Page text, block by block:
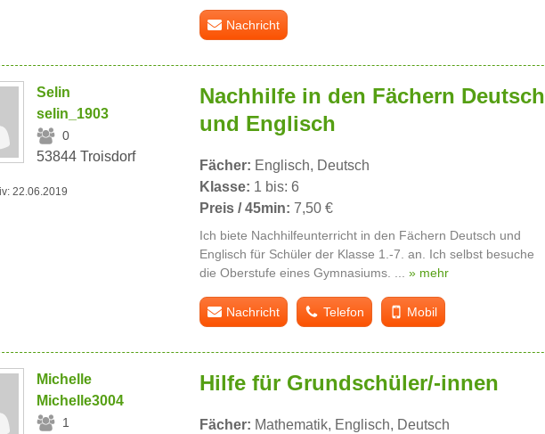
Nachricht
Selin
selin_1903
0
53844 Troisdorf
22.06.2019
Nachhilfe in den Fächern Deutsch
und Englisch
Fächer: Englisch, Deutsch
Klasse: 1 bis: 6
Preis / 45min: 7,50 €
Ich biete Nachhilfeunterricht in den Fächern Deutsch und
Englisch für Schüler der Klasse 1.-7. an. Ich selbst besuche
die Oberstufe eines Gymnasiums. ... » mehr
Nachricht Telefon Mobil
Michelle
Michelle3004
1
Hilfe für Grundschüler/-innen
Fächer: Mathematik, Englisch, Deutsch